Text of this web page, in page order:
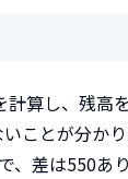
算し、残高
ことが分か
、差は550あ